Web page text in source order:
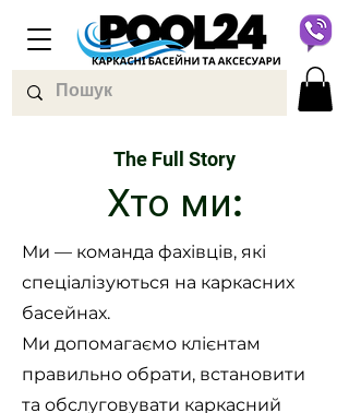
The Full Story
Хто ми:
Ми — команда фахівців, які
спеціалізуються на каркасних
басейнах.
Ми допомагаємо клієнтам
правильно обрати, встановити
та обслуговувати каркасний